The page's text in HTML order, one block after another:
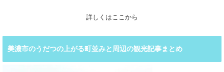
詳しくはここから
美濃市のうだつの上がる町並みと周辺の観光記事まとめ